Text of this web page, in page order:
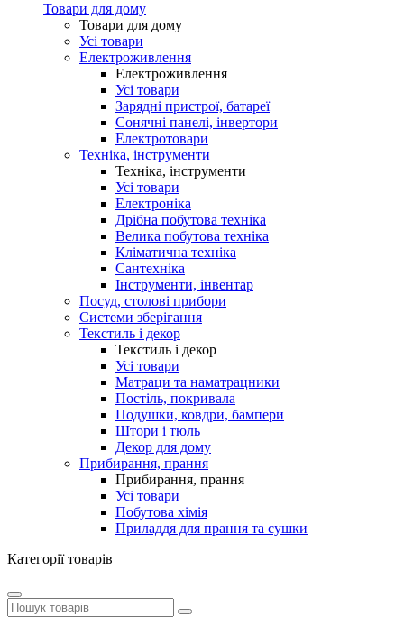
Товари для дому
Товари для дому
Усі товари
Електроживлення
Електроживлення
Усі товари
Зарядні пристрої, батареї
Сонячні панелі, інвертори
Електротовари
Техніка, інструменти
Техніка, інструменти
Усі товари
Електроніка
Дрібна побутова техніка
Велика побутова техніка
Кліматична техніка
Сантехніка
Інструменти, інвентар
Посуд, столові прибори
Системи зберігання
Текстиль і декор
Текстиль і декор
Усі товари
Матраци та наматрацники
Постіль, покривала
Подушки, ковдри, бампери
Штори і тюль
Декор для дому
Прибирання, прання
Прибирання, прання
Усі товари
Побутова хімія
Приладдя для прання та сушки
Категорії товарів